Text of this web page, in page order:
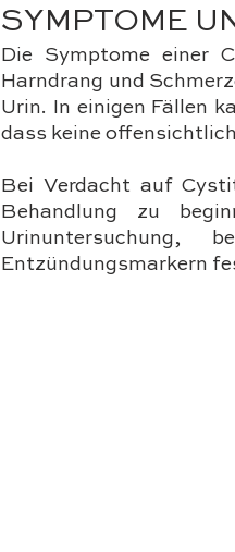
SYMPTOME
Die Symptome einer
Harndrang und
Urin. In einigen Fällen
dass keine
Bei Verdacht auf
Behandlung zu
Entzündungsmarkern